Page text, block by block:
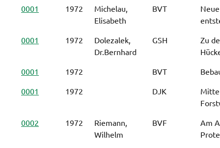
0001 1972
Michelau,
Elisabeth
BVT
0001
1972
Dolezalek,
Dr.Bernhard
GSH
Zu
0001
1972 BVT
0001
1972 DJK
0002
1972
Riemann,
Wilhelm
BVF
Am